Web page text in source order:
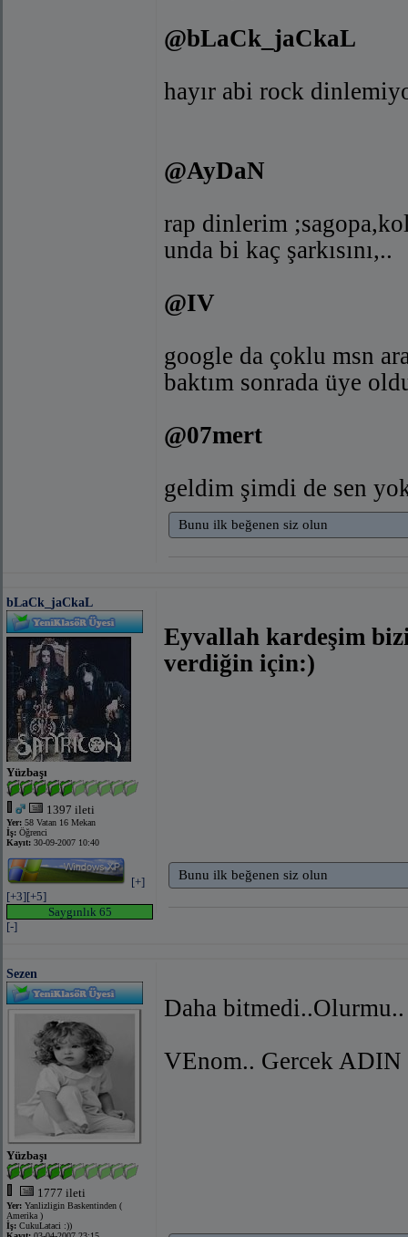
@bLaCk_jaCkaL
hayır abi rock
@AyDaN
rap dinlerim
unda bi kaç şarkısını,..
@IV
google da çoklu msn
baktım sonrada üye
@07mert
geldim şimdi de sen
Bunu ilk beğenen siz olun
bLaCk_jaCkaL
Yüzbaşı
1397 ileti
Yer: 58 Vatan 16 Mekan
İş: Öğrenci
Kayıt: 30-09-2007 10:40
[+]
[+3][+5]
Saygınlık 65
[-]
Eyvallah kardeşim
verdiğin için:)
Bunu ilk beğenen siz olun
Sezen
Yüzbaşı
1777 ileti
Yer: Yanlizligin Baskentinden (
Amerika )
İş: CukuLataci :))
Daha
VEnom.. Gercek ADIN